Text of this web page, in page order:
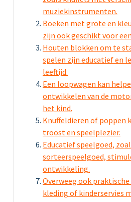
muziekinstrumenten.
Boeken met grote en
zijn ook geschikt voor
Houten blokken om te
spelen zijn educatief en
leeftijd.
Een loopwagen kan
ontwikkelen van de
het kind.
Knuffeldieren of poppen
troost en speelplezier.
Educatief speelgoed,
sorteerspeelgoed,
ontwikkeling.
Overweeg ook praktische
kleding of kinderservies